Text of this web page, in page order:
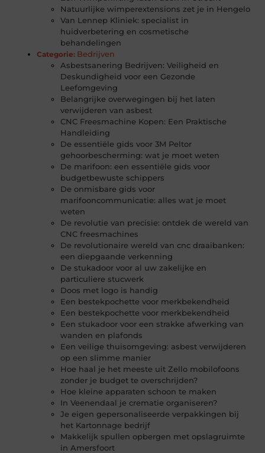
Natuurlijke wimperextensions zet je in Hengelo
Van Lennep Kliniek: specialist in
huidverbetering en cosmetische
behandelingen
Categorie: Bedrijven
Asbestsanering Bedrijven: Veiligheid en
Deskundigheid voor een Gezonde
Leefomgeving
Belangrijke overwegingen bij het laten
verwijderen van asbest
CNC Freesmachine Kopen: Een Praktische
Handleiding
De essentiële gids voor 3M Peltor
gehoorbescherming: wat je moet weten
De marifoon: een essentiële gids voor
budgetbewuste schippers
De onmisbare gids voor
marifooncommunicatie: alles wat je moet
weten
De revolutie van precisie: ontdek de wereld van
CNC freesmachines
De revolutionaire wereld van cnc draaibanken:
een diepgaande verkenning
De stukadoor voor al uw zakelijke en
particuliere stucwerk
Doos met logo is handig
Een bestekpochette voor merkbekendheid
Een bestekpochette voor merkbekendheid
Een stukadoor voor een strakke afwerking van
wanden en plafonds
Een veilige thuisomgeving: asbest verwijderen
op een slimme manier
Hoe haal je het meeste uit Zello mobilofoons
zonder je budget te overschrijden?
Hoe kleine apparaten schoon te maken
In Veenendaal je crematie organiseren?
Je eigen gepersonaliseerde verpakkingen bij
het Kartonnage bedrijf
Makkelijk spullen opbergen met opslagruimte
in Amersfoort